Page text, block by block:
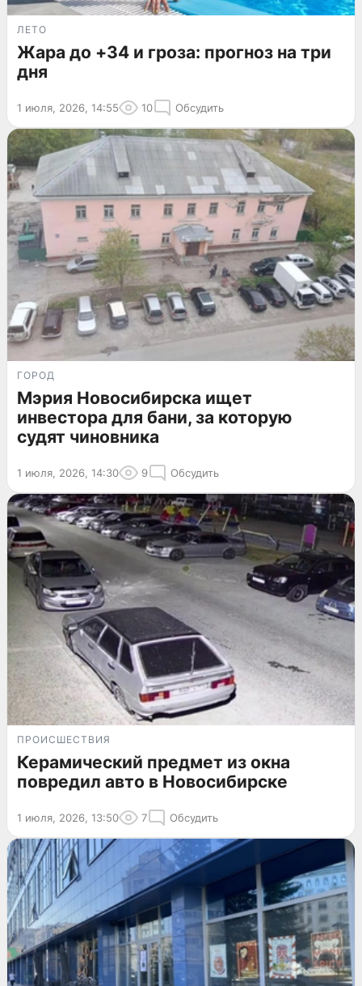
ЛЕТО
Жара до +34 и гроза: прогноз на три
дня
1 июля, 2026, 14:55 10 Обсудить
ГОРОД
Мэрия Новосибирска ищет
инвестора для бани, за которую
судят чиновника
1 июля, 2026, 14:30 9 Обсудить
ПРОИСШЕСТВИЯ
Керамический предмет из окна
повредил авто в Новосибирске
1 июля, 2026, 13:50 7 Обсудить